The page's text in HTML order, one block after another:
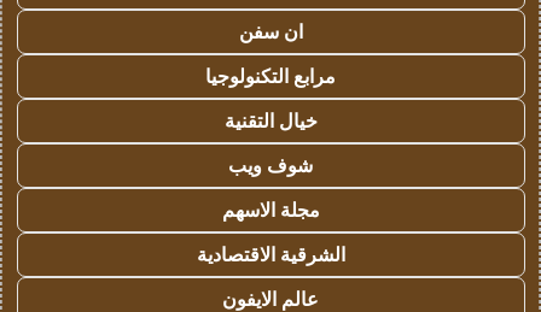
ان سفن
مرابع التكنولوجيا
خيال التقنية
شوف ويب
مجلة الاسهم
الشرقية الاقتصادية
عالم الايفون